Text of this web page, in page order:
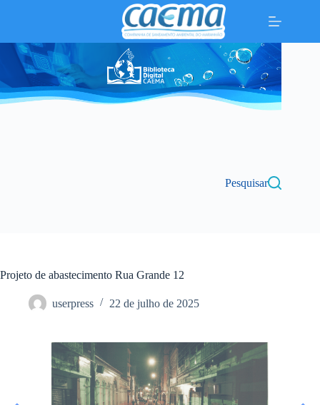
conteúdo
Pesquisar
Projeto de abastecimento Rua Grande 12
userpress 22 de julho de 2025